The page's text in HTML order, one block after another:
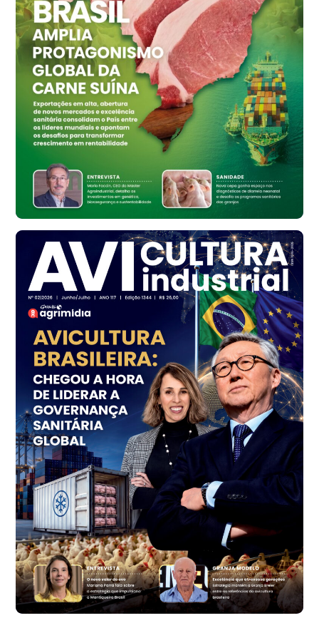
Ovo Vermelho - Regional
Vermelho
R$ 159,31
cx
Ovo Branco - Regional
Bastos (SP)
R$ 134,42
cx
Ovo Vermelho - Regional
Bastos (SP)
R$ 148,56
cx
Frango - Indicador
R$ 7,16
kg
Frango - Indicador
SP
R$ 7,18
kg
Trigo Atacado - Regional
PR
R$ 1.414,46
t
Trigo Atacado - Regional
RS
R$ 1.314,61
t
Ovo Vermelho - Regional
Vermelho
R$ 171,61
cx
Ovo Branco - Regional